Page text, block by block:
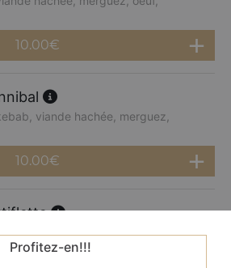
10.00€
viande hachée, merguez,
10.00€
pommes de terre, reblochon,
Profitez-en!!!